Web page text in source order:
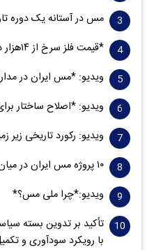
مس در آستانه یک دوره
*قیمت فلز سرخ از ۱۴هزار دلار در هر تن عبور کرد*
ویدیو: *مس ایران در
ویدیو: *اصلاح ساختار
ویدیو: رکورد تاریخی زیر
۱۰ پروژه مس ایران در میان ۵۱ پروژه توسعه‌ای مس جهان
ویدیو:*چرا ملی مس؟*
تأکید بر تدوین بسته
با رویکرد سودآوری و